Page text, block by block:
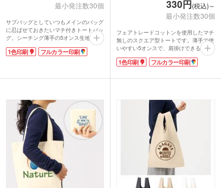
最小発注数30個
サブバッグとしていつもメインのバッグ
に忍ばせておきたいマチ付きトートバッ
グ。シーチング薄手の5オンス生地で畳
みやすく、急に荷物が増えても安心で
す。肩掛けできる長めのハンドル。雑誌
促効果も期待できます。印刷は1色・フ
1色印刷 フルカラー印刷
330円(税込)～
最小発注数30個
フェアトレードコットンを使用したマチ
無しのスクエア型トートです。薄手で使
いやすい5オンスで、肩掛けできる長め
のハンドル付き。国際フェアトレード認
証ラベル付き。1色のシルク印刷かフル
フェアトレードとは発展途上国の原料や
援する活動です。SDGs関連のキャンペ
ーン販促品やフェアトレード関連フード
の案件など素材の特性を生かした案件な
どにご提案いただけます。
1色印刷 フルカラー印刷